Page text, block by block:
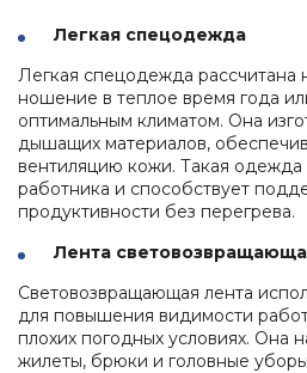
Легкая спецодежда
Легкая спецодежда рассчитана
ношение в теплое время года
оптимальным климатом. Она
дышащих материалов,
вентиляцию кожи. Такая одежда
работника и способствует
продуктивности без перегрева.
Лента
Световозвращающая лента
для повышения видимости
плохих погодных условиях. Она
жилеты, брюки и головные